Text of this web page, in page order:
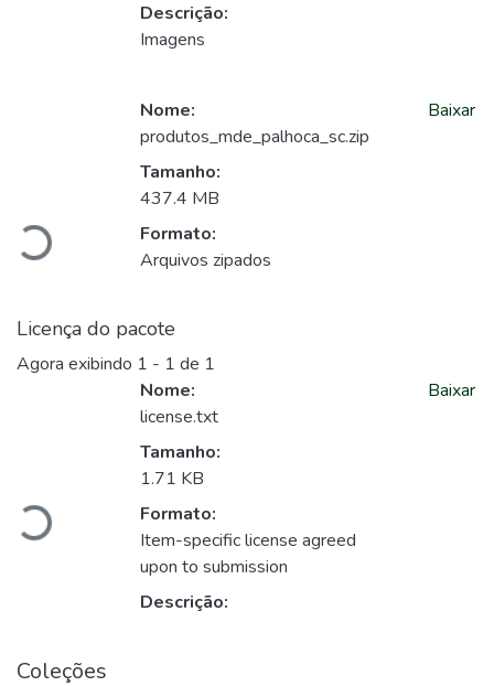
Descrição:
Imagens
Carregando...
Nome:
produtos_mde_palhoca_sc.zip
Tamanho:
437.4 MB
Formato:
Arquivos zipados
Baixar
Licença do pacote
Agora exibindo 1 - 1 de 1
Carregando...
Nome:
license.txt
Tamanho:
1.71 KB
Formato:
Item-specific license agreed
upon to submission
Descrição:
Baixar
Coleções